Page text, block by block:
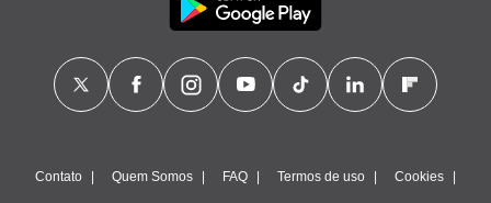
Contato Quem Somos FAQ Termos de uso Cookies